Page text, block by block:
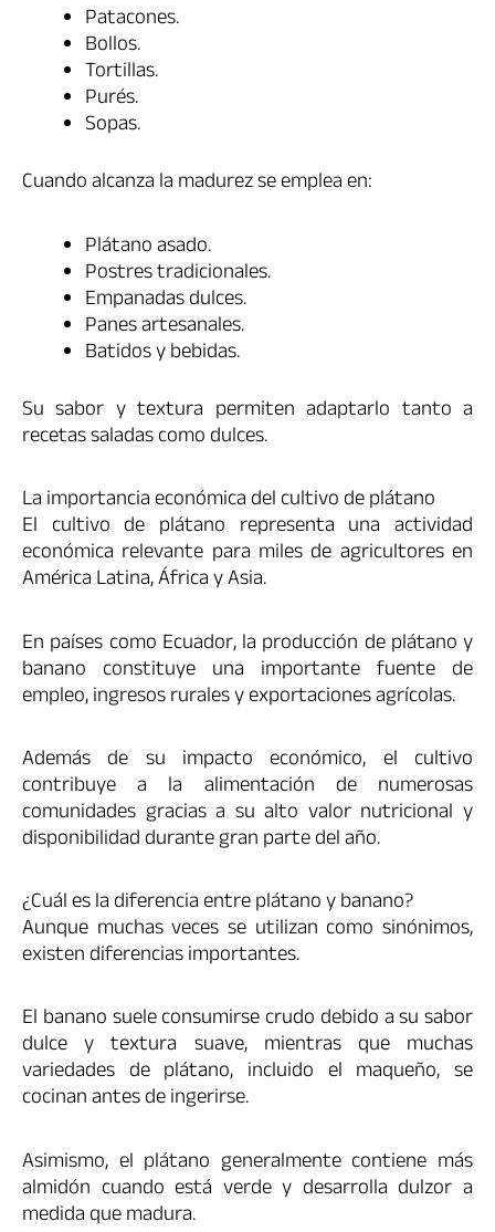
Patacones.
Bollos.
Tortillas.
Purés.
Sopas.
Cuando alcanza la madurez se emplea en:
Plátano asado.
Postres tradicionales.
Empanadas dulces.
Panes artesanales.
Batidos y bebidas.
Su sabor y textura permiten adaptarlo tanto a
recetas saladas como dulces.
La importancia económica del cultivo de plátano
El cultivo de plátano representa una actividad
económica relevante para miles de agricultores en
América Latina, África y Asia.
En países como Ecuador, la producción de plátano y
banano constituye una importante fuente de
empleo, ingresos rurales y exportaciones agrícolas.
Además de su impacto económico, el cultivo
contribuye a la alimentación de numerosas
comunidades gracias a su alto valor nutricional y
disponibilidad durante gran parte del año.
¿Cuál es la diferencia entre plátano y banano?
Aunque muchas veces se utilizan como sinónimos,
existen diferencias importantes.
El banano suele consumirse crudo debido a su sabor
dulce y textura suave, mientras que muchas
variedades de plátano, incluido el maqueño, se
cocinan antes de ingerirse.
Asimismo, el plátano generalmente contiene más
almidón cuando está verde y desarrolla dulzor a
medida que madura.